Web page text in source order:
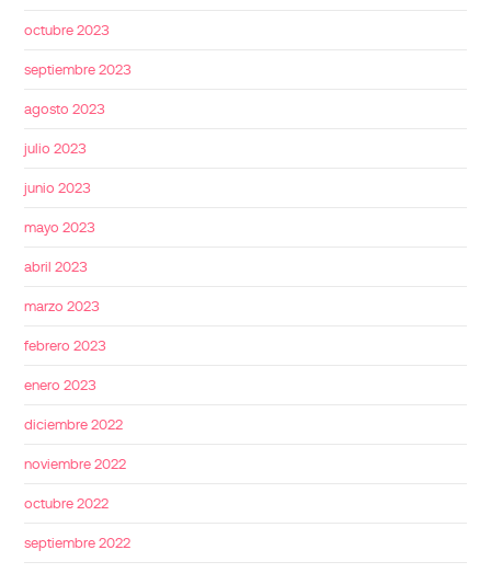
octubre 2023
septiembre 2023
agosto 2023
julio 2023
junio 2023
mayo 2023
abril 2023
marzo 2023
febrero 2023
enero 2023
diciembre 2022
noviembre 2022
octubre 2022
septiembre 2022